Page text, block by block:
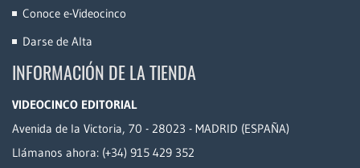
Conoce e-Videocinco
Darse de Alta
INFORMACIÓN DE LA TIENDA
VIDEOCINCO EDITORIAL
Avenida de la Victoria, 70 - 28023 - MADRID (ESPAÑA)
Llámanos ahora: (+34) 915 429 352